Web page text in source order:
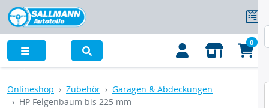
0
Onlineshop Zubehör
Garagen & Abdeckungen
HP Felgenbaum bis 225 mm